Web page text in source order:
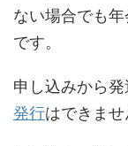
ない場合でも
です。
申し込みから発
発行はできませ